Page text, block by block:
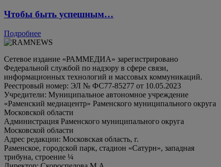
Чтобы быть успешным…
Подробнее
Сетевое издание «РАММЕДИА» зарегистрировано
Федеральной службой по надзору в сфере связи,
информационных технологий и массовых коммуникаций.
Реестровый номер: ЭЛ № ФС77-85277 от 10.05.2023
Учредители: Муниципальное автономное учреждение
«Раменский медиацентр» Раменского муниципального округа
Московской области
Администрация Раменского муниципального округа
Московской области
Адрес редакции: Московская область, г.
Раменское, городской парк, стадион «Сатурн», западная
трибуна, строение ¼